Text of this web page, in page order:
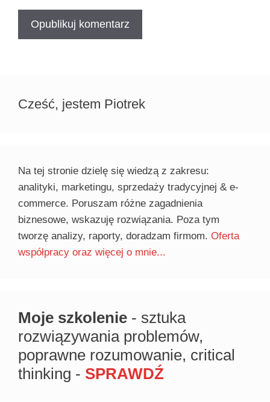
Cześć, jestem Piotrek
Na tej stronie dzielę się wiedzą z zakresu:
analityki, marketingu, sprzedaży tradycyjnej & e-
commerce. Poruszam różne zagadnienia
biznesowe, wskazuję rozwiązania. Poza tym
tworzę analizy, raporty, doradzam firmom. Oferta
współpracy oraz więcej o mnie...
Moje szkolenie - sztuka
rozwiązywania problemów,
poprawne rozumowanie, critical
thinking - SPRAWDŹ